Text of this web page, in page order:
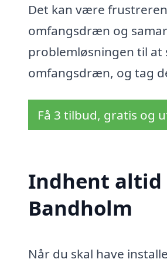
Det kan være
omfangsdræn og
problemløsningen til
omfangsdræn, og tag
Få 3 tilbud, gratis og
Indhent altid
Bandholm
Når du skal have